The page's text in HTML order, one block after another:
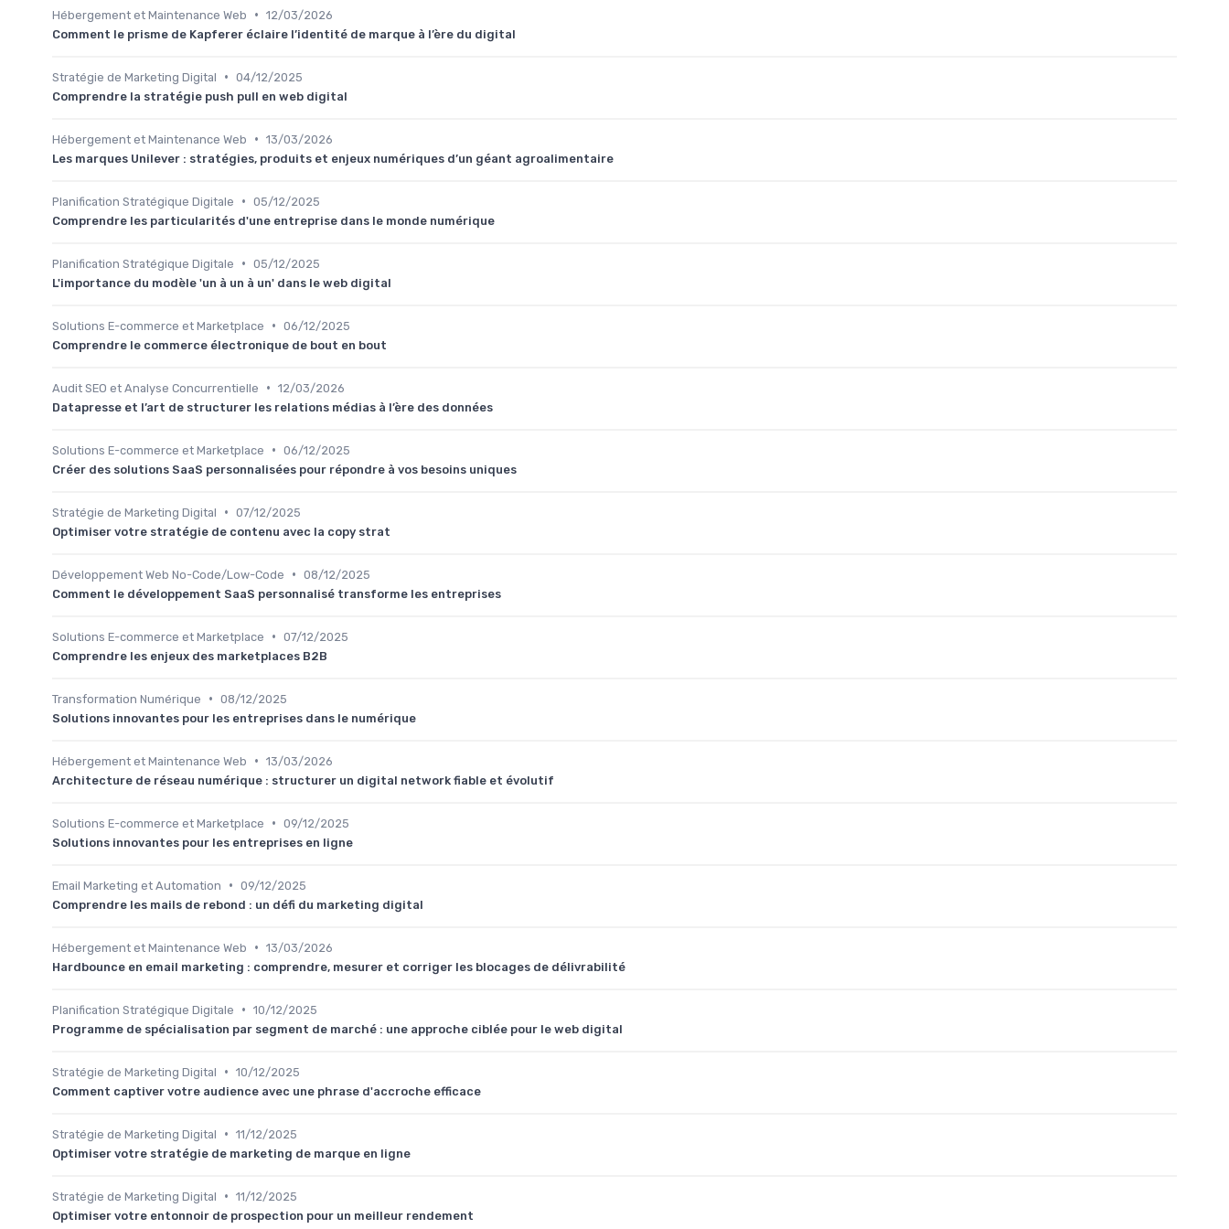
Hébergement et Maintenance Web • 12/03/2026
Comment le prisme de Kapferer éclaire l’identité de marque à l’ère du digital
Stratégie de Marketing Digital • 04/12/2025
Comprendre la stratégie push pull en web digital
Hébergement et Maintenance Web • 13/03/2026
Les marques Unilever : stratégies, produits et enjeux numériques d’un géant agroalimentaire
Planification Stratégique Digitale • 05/12/2025
Comprendre les particularités d'une entreprise dans le monde numérique
Planification Stratégique Digitale • 05/12/2025
L'importance du modèle 'un à un à un' dans le web digital
Solutions E-commerce et Marketplace • 06/12/2025
Comprendre le commerce électronique de bout en bout
Audit SEO et Analyse Concurrentielle • 12/03/2026
Datapresse et l’art de structurer les relations médias à l’ère des données
Solutions E-commerce et Marketplace • 06/12/2025
Créer des solutions SaaS personnalisées pour répondre à vos besoins uniques
Stratégie de Marketing Digital • 07/12/2025
Optimiser votre stratégie de contenu avec la copy strat
Développement Web No-Code/Low-Code • 08/12/2025
Comment le développement SaaS personnalisé transforme les entreprises
Solutions E-commerce et Marketplace • 07/12/2025
Comprendre les enjeux des marketplaces B2B
Transformation Numérique • 08/12/2025
Solutions innovantes pour les entreprises dans le numérique
Hébergement et Maintenance Web • 13/03/2026
Architecture de réseau numérique : structurer un digital network fiable et évolutif
Solutions E-commerce et Marketplace • 09/12/2025
Solutions innovantes pour les entreprises en ligne
Email Marketing et Automation • 09/12/2025
Comprendre les mails de rebond : un défi du marketing digital
Hébergement et Maintenance Web • 13/03/2026
Hardbounce en email marketing : comprendre, mesurer et corriger les blocages de délivrabilité
Planification Stratégique Digitale • 10/12/2025
Programme de spécialisation par segment de marché : une approche ciblée pour le web digital
Stratégie de Marketing Digital • 10/12/2025
Comment captiver votre audience avec une phrase d'accroche efficace
Stratégie de Marketing Digital • 11/12/2025
Optimiser votre stratégie de marketing de marque en ligne
Stratégie de Marketing Digital • 11/12/2025
Optimiser votre entonnoir de prospection pour un meilleur rendement